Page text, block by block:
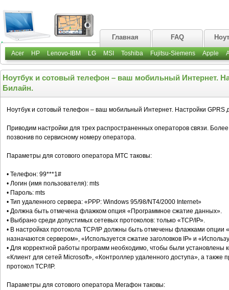
Главная FAQ
Acer HP Lenovo-IBM LG MSI Toshiba Fujitsu-Siemens Apple
Ноутбук и сотовый телефон – ваш мобильный Интернет.
Билайн.
Ноутбук и сотовый телефон – ваш мобильный Интернет. Настройки
Приводим настройки для трех распространенных операторов связи.
позвонив по сервисному номеру оператора.
Параметры для сотового оператора МТС таковы:
• Телефон: 99***1#
• Логин (имя пользователя): mts
• Пароль: mts
• Тип удаленного сервера: «PPP: Windows 95/98/NT4/2000 Internet»
• Должна быть отмечена флажком опция «Программное сжатие данных».
• Выбрано среди допустимых сетевых протоколов: только «ТСР/IР».
• В настройках протокола ТСР/IР должны быть отмечены флажками опции
назначаются сервером», «Используется сжатие заголовков IР» и
• Для корректной работы программ необходимо, чтобы были установлены
«Клиент для сетей Microsoft», «Контроллер удаленного доступа», а также
протокол ТСР/IР.
Параметры для сотового оператора Мегафон таковы: